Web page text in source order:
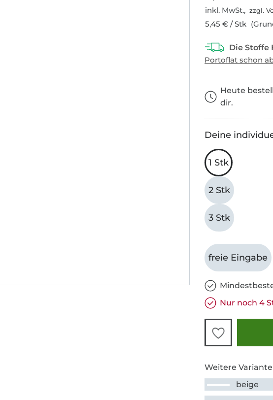
inkl. MwSt.,zzgl.
5,45 € / Stk
Heute
dir.
Deine
1 Stk
2 Stk
3 Stk
freie Eingabe
Nur noch 4
Weitere
beige